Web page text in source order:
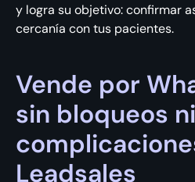
y logra su objetivo: confirmar
cercanía con tus pacientes.
Vende por
sin bloqueos ni
Leadsales